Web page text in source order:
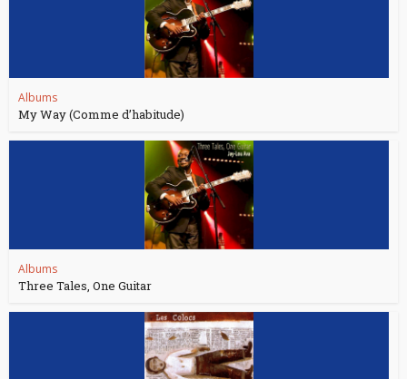
Albums
My Way (Comme d’habitude)
Albums
Three Tales, One Guitar